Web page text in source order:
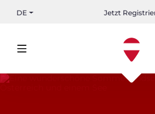
DE Jetzt